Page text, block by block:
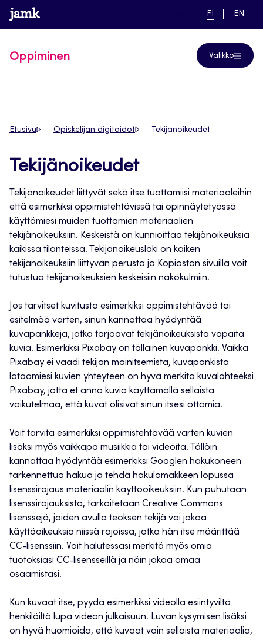
Siirry
suoraan
www.jamk.fi linkki pääsivustolle
NYKYINEN
FI
VAIHDA
EN
Oppiminen Valikko
Etusivu Opiskelijan digitaidot Tekijänoikeudet
Tekijänoikeudet
Tekijänoikeudet liittyvät sekä itse tuottamiisi materiaaleihin
että esimerkiksi oppimistehtävissä tai opinnäytetyössä
käyttämiesi muiden tuottamien materiaalien
tekijänoikeuksiin. Keskeistä on kunnioittaa tekijänoikeuksia
kaikissa tilanteissa. Tekijänoikeuslaki on kaiken
tekijänoikeuksiin liittyvän perusta ja Kopioston sivuilla voit
tutustua tekijänoikeuksien keskeisiin näkökulmiin.
Jos tarvitset kuvitusta esimerkiksi oppimistehtävää tai
esitelmää varten, sinun kannattaa hyödyntää
kuvapankkeja, jotka tarjoavat tekijänoikeuksista vapaita
kuvia. Esimerkiksi Pixabay on tällainen kuvapankki. Vaikka
Pixabay ei vaadi tekijän mainitsemista, kuvapankista
lataamiesi kuvien yhteyteen on hyvä merkitä kuvalähteeksi
Pixabay, jotta et anna kuvia käyttämällä sellaista
vaikutelmaa, että kuvat olisivat sinun itsesi ottamia.
Voit tarvita esimerkiksi oppimistehtävää varten kuvien
lisäksi myös vaikkapa musiikkia tai videoita. Tällöin
kannattaa hyödyntää esimerkiksi Googlen hakukoneen
tarkennettua hakua ja tehdä hakulomakkeen lopussa
lisenssirajaus materiaalin käyttöoikeuksiin. Kun puhutaan
lisenssirajauksista, tarkoitetaan Creative Commons
lisenssejä, joiden avulla teoksen tekijä voi jakaa
käyttöoikeuksia niissä rajoissa, jotka hän itse määrittää
CC-lisenssiin. Voit halutessasi merkitä myös omia
tuotoksiasi CC-lisensseillä ja näin jakaa omaa
osaamistasi.
Kun kuvaat itse, pyydä esimerkiksi videolla esiintyviltä
henkilöiltä lupa videon julkaisuun. Luvan kysymisen lisäksi
on hyvä huomioida, että kuvaat vain sellaista materiaalia,